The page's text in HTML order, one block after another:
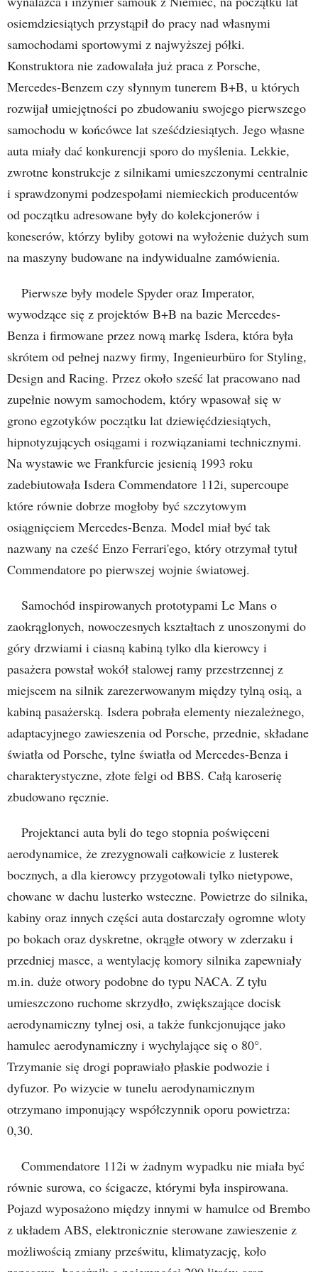
osiemdziesiątych przystąpił do pracy nad własnymi
samochodami sportowymi z najwyższej półki.
Konstruktora nie zadowalała już praca z Porsche,
Mercedes-Benzem czy słynnym tunerem B+B, u których
rozwijał umiejętności po zbudowaniu swojego pierwszego
samochodu w końcówce lat sześćdziesiątych. Jego własne
auta miały dać konkurencji sporo do myślenia. Lekkie,
zwrotne konstrukcje z silnikami umieszczonymi centralnie
i sprawdzonymi podzespołami niemieckich producentów
od początku adresowane były do kolekcjonerów i
koneserów, którzy byliby gotowi na wyłożenie dużych sum
na maszyny budowane na indywidualne zamówienia.
Pierwsze były modele Spyder oraz Imperator,
wywodzące się z projektów B+B na bazie Mercedes-
Benza i firmowane przez nową markę Isdera, która była
skrótem od pełnej nazwy firmy, Ingenieurbüro for Styling,
Design and Racing. Przez około sześć lat pracowano nad
zupełnie nowym samochodem, który wpasował się w
grono egzotyków początku lat dziewięćdziesiątych,
hipnotyzujących osiągami i rozwiązaniami technicznymi.
Na wystawie we Frankfurcie jesienią 1993 roku
zadebiutowała Isdera Commendatore 112i, supercoupe
które równie dobrze mogłoby być szczytowym
osiągnięciem Mercedes-Benza. Model miał być tak
nazwany na cześć Enzo Ferrari'ego, który otrzymał tytuł
Commendatore po pierwszej wojnie światowej.
Samochód inspirowanych prototypami Le Mans o
zaokrąglonych, nowoczesnych kształtach z unoszonymi do
góry drzwiami i ciasną kabiną tylko dla kierowcy i
pasażera powstał wokół stalowej ramy przestrzennej z
miejscem na silnik zarezerwowanym między tylną osią, a
kabiną pasażerską. Isdera pobrała elementy niezależnego,
adaptacyjnego zawieszenia od Porsche, przednie, składane
światła od Porsche, tylne światła od Mercedes-Benza i
charakterystyczne, złote felgi od BBS. Całą karoserię
zbudowano ręcznie.
Projektanci auta byli do tego stopnia poświęceni
aerodynamice, że zrezygnowali całkowicie z lusterek
bocznych, a dla kierowcy przygotowali tylko nietypowe,
chowane w dachu lusterko wsteczne. Powietrze do silnika,
kabiny oraz innych części auta dostarczały ogromne wloty
po bokach oraz dyskretne, okrągłe otwory w zderzaku i
przedniej masce, a wentylację komory silnika zapewniały
m.in. duże otwory podobne do typu NACA. Z tyłu
umieszczono ruchome skrzydło, zwiększające docisk
aerodynamiczny tylnej osi, a także funkcjonujące jako
hamulec aerodynamiczny i wychylające się o 80°.
Trzymanie się drogi poprawiało płaskie podwozie i
dyfuzor. Po wizycie w tunelu aerodynamicznym
otrzymano imponujący współczynnik oporu powietrza:
0,30.
Commendatore 112i w żadnym wypadku nie miała być
równie surowa, co ścigacze, którymi była inspirowana.
Pojazd wyposażono między innymi w hamulce od Brembo
z układem ABS, elektronicznie sterowane zawieszenie z
możliwością zmiany prześwitu, klimatyzację, koło